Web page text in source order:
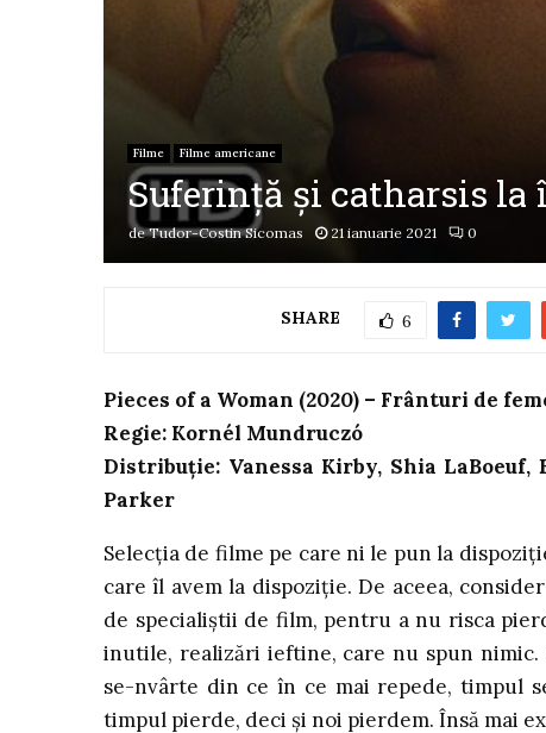
Filme Filme americane
Suferință și catharsis la
deTudor-Costin Sicomas 21 ianuarie 2021 0
SHARE 6
Pieces of a Woman (2020) – Frânturi de
Regie: Kornél Mundruczó
Distribuție: Vanessa Kirby, Shia
Parker
Selecția de filme pe care ni le pun la
care îl avem la dispoziție. De aceea,
de specialiștii de film, pentru a nu risca
inutile, realizări ieftine, care nu spun nimic.
se-nvârte din ce în ce mai repede, timpul
timpul pierde, deci și noi pierdem. Însă mai